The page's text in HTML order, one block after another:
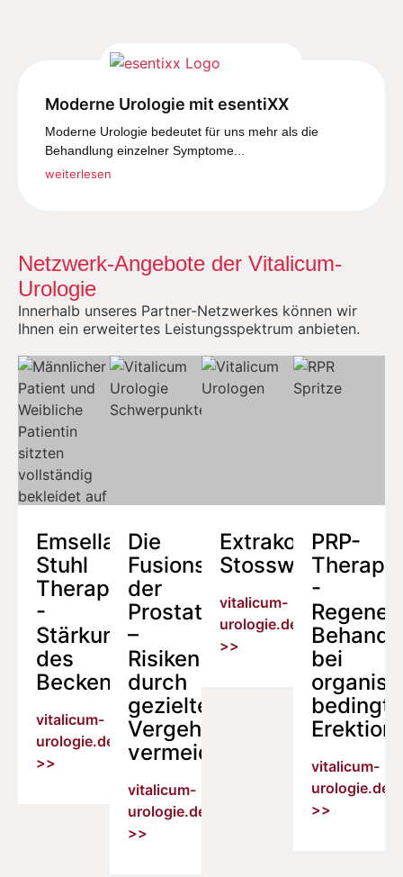
Moderne Urologie mit esentiXX
Moderne Urologie bedeutet für uns mehr als die
Behandlung einzelner Symptome...
weiterlesen
Netzwerk-Angebote der Vitalicum-
Urologie
Innerhalb unseres Partner-Netzwerkes können wir
Ihnen ein erweitertes Leistungsspektrum anbieten.
Emsella
Stuhl
Therapie
-
Stärkung
des
Beckenbodens
vitalicum-
urologie.de
>>
Die
Fusionsbiopsie
der
Prostata
–
Risiken
durch
gezieltes
Vergehen
vermeiden
vitalicum-
urologie.de
>>
Extrakorporale
vitalicum-
urologie.de
>>
PRP-
Therapie
-
bei
vitalicum-
urologie.de
>>